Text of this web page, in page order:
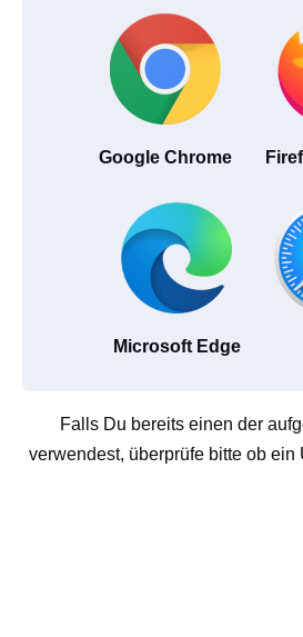
Google Chrome
Microsoft Edge
Falls Du bereits einen der
verwendest, überprüfe bitte ob ein